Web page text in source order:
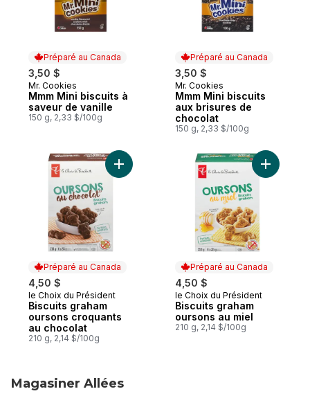
Préparé au Canada
3,50 $
Préparé au Canada
Mr. Cookies
Mmm Mini biscuits à
saveur de vanille
150 g, 2,33 $/100g
Préparé au Canada
3,50 $
Préparé au Canada
Mr. Cookies
Mmm Mini biscuits
aux brisures de
chocolat
150 g, 2,33 $/100g
Préparé au Canada
4,50 $
Préparé au Canada
le Choix du Président
Biscuits graham
oursons croquants
au chocolat
210 g, 2,14 $/100g
Ajouter Biscuits graham oursons
Préparé au Canada
4,50 $
Préparé au Canada
le Choix du Président
Biscuits graham
oursons au miel
210 g, 2,14 $/100g
Ajouter
Magasiner Allées